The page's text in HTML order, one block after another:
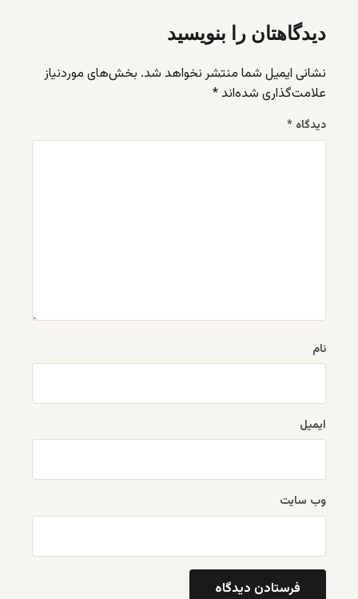
دیدگاهتان را بنویسید
نشانی ایمیل شما منتشر نخواهد شد. بخش‌های موردنیاز
علامت‌گذاری شده‌اند *
دیدگاه *
نام
ایمیل
وب‌ سایت